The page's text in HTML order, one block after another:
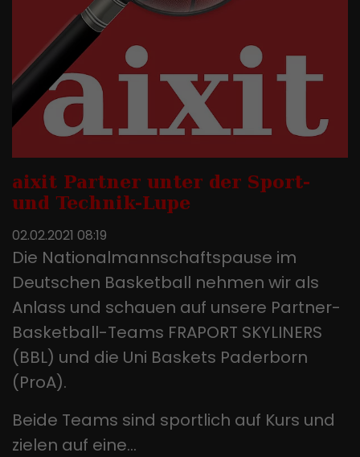
aixit Partner unter der Sport-
und Technik-Lupe
02.02.2021 08:19
Die Nationalmannschaftspause im
Deutschen Basketball nehmen wir als
Anlass und schauen auf unsere Partner-
Basketball-Teams FRAPORT SKYLINERS
(BBL) und die Uni Baskets Paderborn
(ProA).
Beide Teams sind sportlich auf Kurs und
zielen auf eine…